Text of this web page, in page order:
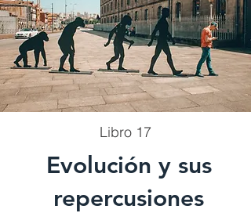
Libro 17
Evolución y sus
repercusiones